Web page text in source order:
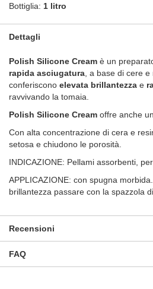
Bottiglia: 1 litro
Dettagli
Polish Silicone Cream è un
rapida asciugatura , a base di cere
conferiscono elevata brillantezza e
ravvivando la tomaia.
Polish Silicone Cream offre anche
Con alta concentrazione di cera e
setosa e chiudono le porosità.
INDICAZIONE: Pellami assorbenti,
APPLICAZIONE: con spugna
brillantezza passare con la spazzola di
Recensioni
FAQ